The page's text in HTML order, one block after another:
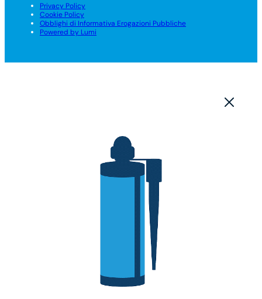
Privacy Policy
Cookie Policy
Obblighi di Informativa Erogazioni Pubbliche
Powered by Lumi